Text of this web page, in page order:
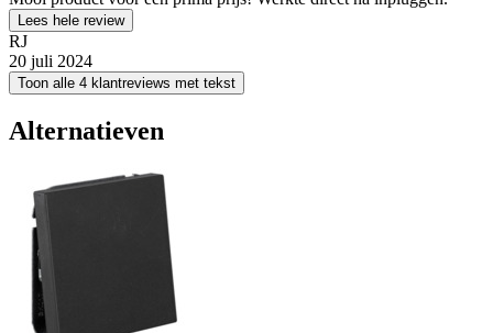
Lees hele review
RJ
20 juli 2024
Toon alle 4 klantreviews met tekst
Alternatieven